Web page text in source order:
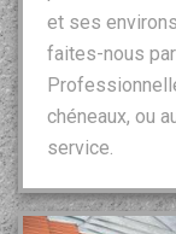
et ses
faites-nous
chéneaux, ou
service.